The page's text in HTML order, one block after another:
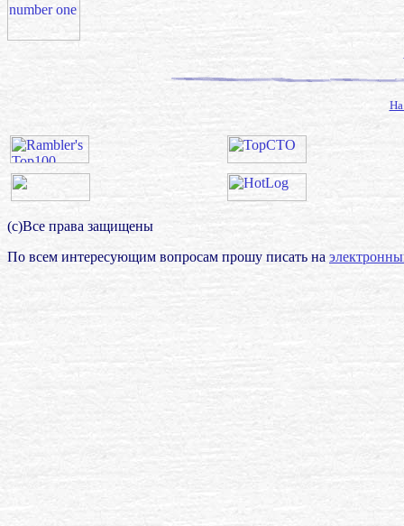
(с)Все права защищены
По всем интересующим вопросам прошу писать на